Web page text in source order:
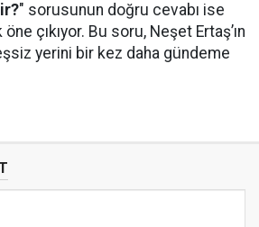
" sorusunun doğru cevabı ise
öne çıkıyor. Bu soru, Neşet Ertaş’ın
yerini bir kez daha gündeme